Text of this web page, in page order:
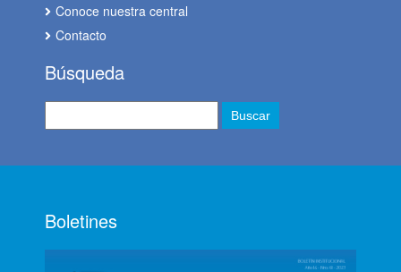
Conoce nuestra central
Contacto
Búsqueda
Boletines